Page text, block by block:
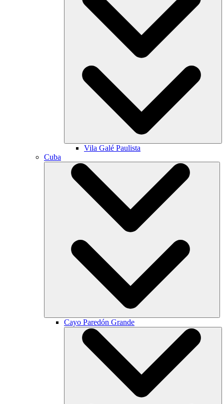
Vila Galé Paulista
Cuba
Cayo Paredón Grande